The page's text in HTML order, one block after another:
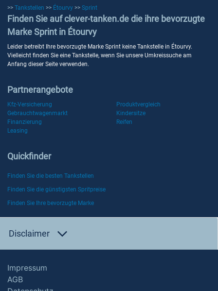
>> Tankstellen >> Étourvy >> Sprint
Finden Sie auf clever-tanken.de die ihre bevorzugte
Marke Sprint in Étourvy
Leider betreibt Ihre bevorzugte Marke Sprint keine Tankstelle in Étourvy.
Vielleicht finden Sie eine Tankstelle, wenn Sie unsere Umkreissuche am
Anfang dieser Seite verwenden.
Partnerangebote
Kfz-Versicherung
Produktvergleich
Gebrauchtwagenmarkt
Kindersitze
Finanzierung
Reifen
Leasing
Quickfinder
Finden Sie die besten Tankstellen
Finden Sie die günstigsten Spritpreise
Finden Sie Ihre bevorzugte Marke
Disclaimer
Impressum
AGB